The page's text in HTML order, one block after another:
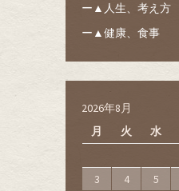
ー▲人生、考え方
ー▲健康、食事
2026年8月
月
火 水
3
4 5